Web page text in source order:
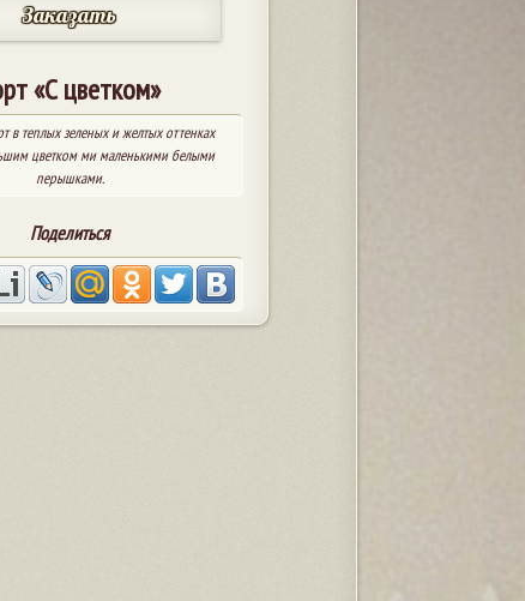
Заказать
«С цветком»
в теплых зеленых и желтых оттенках
цветком ми маленькими белыми
перышками.
Поделиться